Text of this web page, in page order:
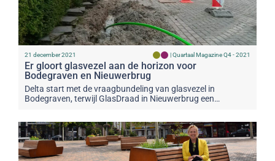
21 december 2021 |Quartaal Magazine Q4 - 2021
Er gloort glasvezel aan de horizon voor
Bodegraven en Nieuwerbrug
Delta start met de vraagbundeling van glasvezel in
Bodegraven, terwijl GlasDraad in Nieuwerbrug een…